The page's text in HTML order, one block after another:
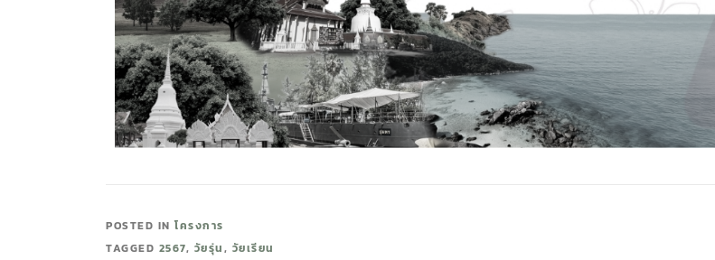
POSTED INโครงการ
TAGGED 2567, วัยรุ่น, วัยเรียน